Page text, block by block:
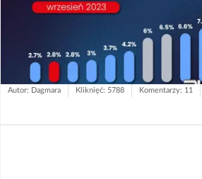
Autor: Dagmara Kliknięć: 5788 Komentarzy: 11